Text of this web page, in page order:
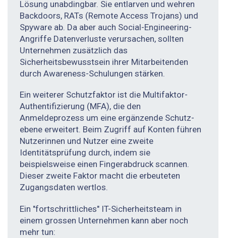
Lösung unabdingbar. Sie entlarven und wehren
Backdoors, RATs (Remote Access Trojans) und
Spyware ab. Da aber auch Social-Engineering-
Angriffe Datenverluste verursachen, sollten
Unternehmen zusätzlich das
Sicherheitsbewusstsein ihrer Mitarbeitenden
durch Awareness-Schulungen stärken.
Ein weiterer Schutzfaktor ist die Multifaktor-
Authentifizierung (MFA), die den
Anmeldeprozess um eine ergänzende Schutz­
ebene erweitert. Beim Zugriff auf Konten führen
Nutzerinnen und Nutzer eine zweite
Identitätsprüfung durch, indem sie
beispielsweise einen Fingerabdruck scannen.
Dieser zweite Faktor macht die erbeuteten
Zugangsdaten wertlos.
Ein "fortschrittliches" IT-Sicherheitsteam in
einem grossen Unternehmen kann aber noch
mehr tun: